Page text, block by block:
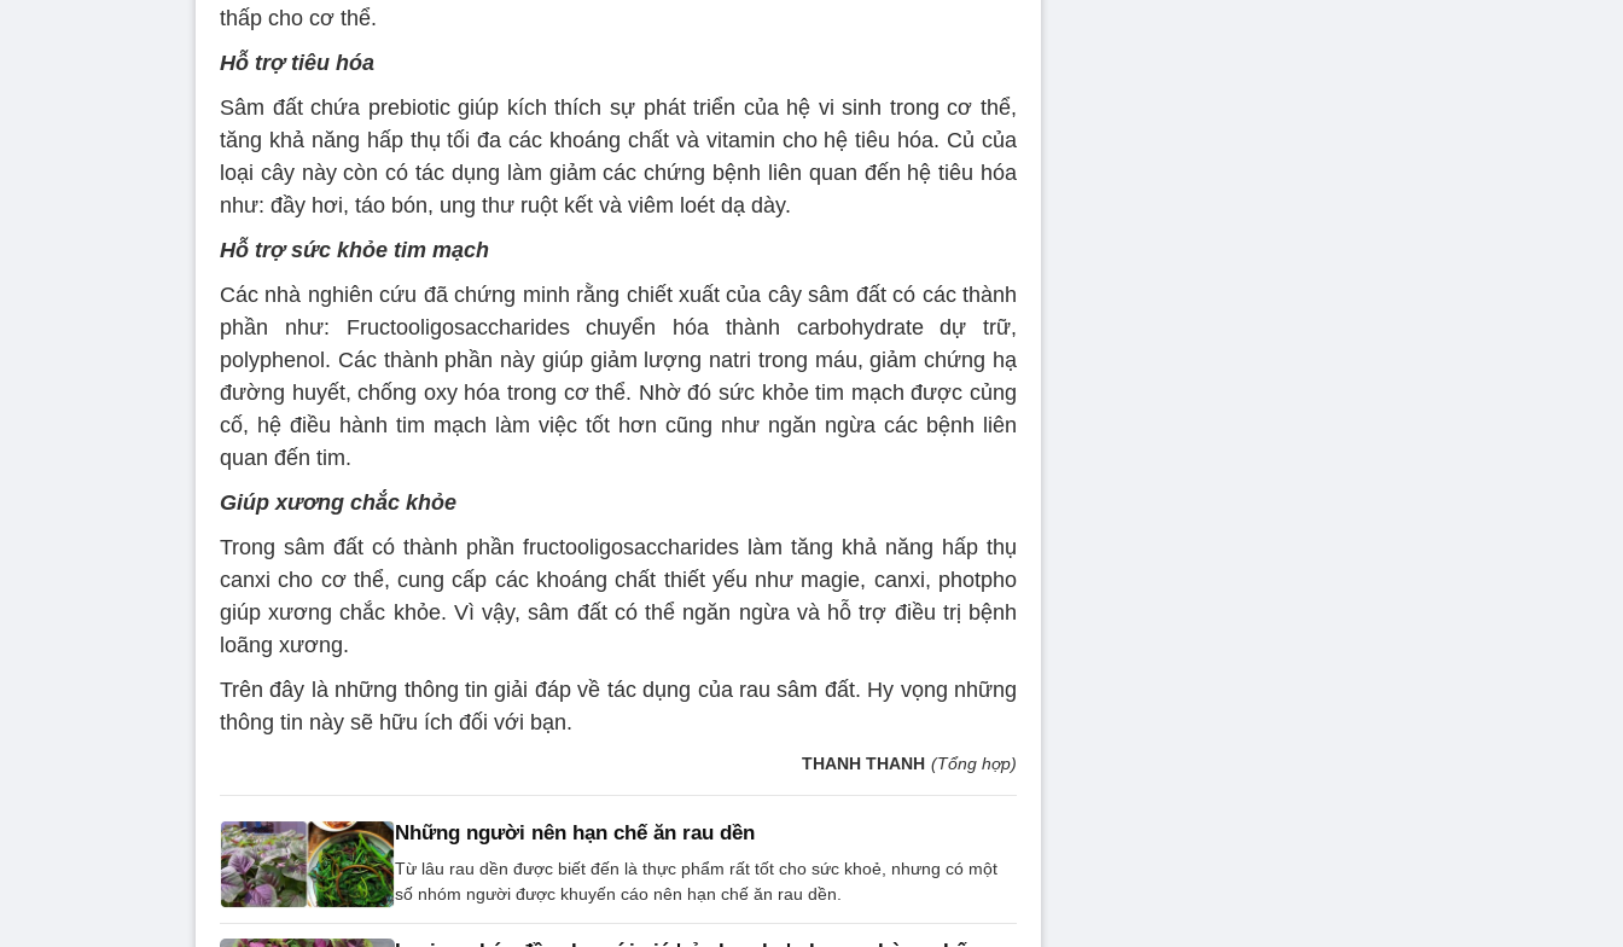
thấp cho cơ thể.
Hỗ trợ tiêu hóa
Sâm đất chứa prebiotic giúp kích thích sự phát triển của hệ vi sinh trong cơ thể,
tăng khả năng hấp thụ tối đa các khoáng chất và vitamin cho hệ tiêu hóa. Củ của
loại cây này còn có tác dụng làm giảm các chứng bệnh liên quan đến hệ tiêu hóa
như: đầy hơi, táo bón, ung thư ruột kết và viêm loét dạ dày.
Hỗ trợ sức khỏe tim mạch
Các nhà nghiên cứu đã chứng minh rằng chiết xuất của cây sâm đất có các thành
phần như: Fructooligosaccharides chuyển hóa thành carbohydrate dự trữ,
polyphenol. Các thành phần này giúp giảm lượng natri trong máu, giảm chứng hạ
đường huyết, chống oxy hóa trong cơ thể. Nhờ đó sức khỏe tim mạch được củng
cố, hệ điều hành tim mạch làm việc tốt hơn cũng như ngăn ngừa các bệnh liên
quan đến tim.
Giúp xương chắc khỏe
Trong sâm đất có thành phần fructooligosaccharides làm tăng khả năng hấp thụ
canxi cho cơ thể, cung cấp các khoáng chất thiết yếu như magie, canxi, photpho
giúp xương chắc khỏe. Vì vậy, sâm đất có thể ngăn ngừa và hỗ trợ điều trị bệnh
loãng xương.
Trên đây là những thông tin giải đáp về tác dụng của rau sâm đất. Hy vọng những
thông tin này sẽ hữu ích đối với bạn.
THANH THANH (Tổng hợp)
Những người nên hạn chế ăn rau dền
Từ lâu rau dền được biết đến là thực phẩm rất tốt cho sức khoẻ, nhưng có một
số nhóm người được khuyến cáo nên hạn chế ăn rau dền.